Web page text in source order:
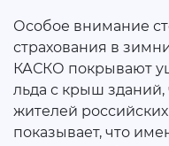
Особое внимание
страхования в
КАСКО покрывают
льда с крыш зданий,
жителей российских
показывает, что